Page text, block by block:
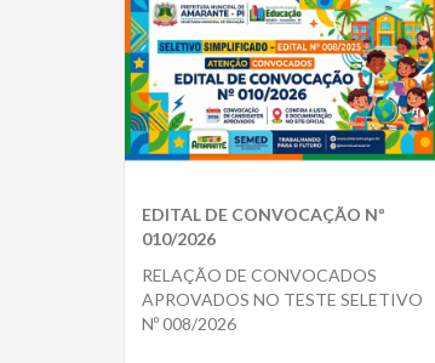
EDITAL DE CONVOCAÇÃO Nº
010/2026
RELAÇÃO DE CONVOCADOS
APROVADOS NO TESTE SELETIVO
Nº 008/2026